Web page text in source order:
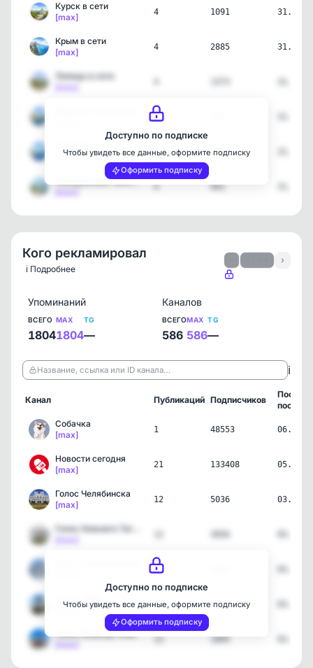
Курск в сети
[max]
4 1091
Крым в сети
[max]
4 2885
Липецк в сети
4
[max]
4 2599
Набережные Челны в сети
4 941
Доступно по подписке
Чтобы увидеть все данные, оформите подписку
Оформить подписку
Кого рекламировал
ℹ️ Подробнее
›
Упоминаний
ВСЕГО
1804
MAX
1804
TG
—
Каналов
ВСЕГО
586
MAX
586
TG
—
Название, ссылка или ID канала… ℹ️
Канал Публикаций Подписчиков
пост
Собачка
[max]
1 48553
Новости сегодня
[max]
21 133408
Голос Челябинска
[max]
12 5036
12
[max]
12 2105
Голос Йошкар-Олы
12 1895
Доступно по подписке
Чтобы увидеть все данные, оформите подписку
Оформить подписку